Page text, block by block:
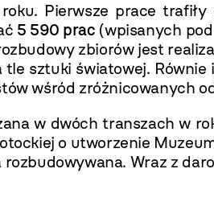
Pierwsze prace
5 590 prac (wpisanych
zbiorów jest
sztuki światowej.
wśród zróżnicowanych
w dwóch transzach w
o utworzenie
Wraz z